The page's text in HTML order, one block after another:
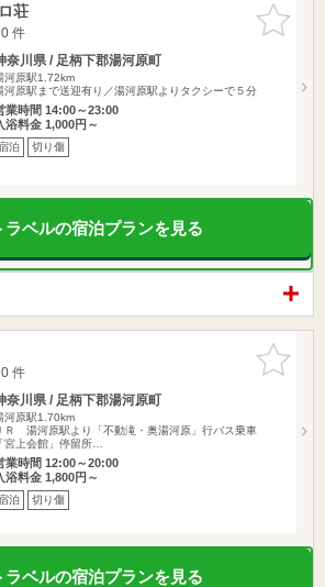
お気に入
りに追加
荘
件
奈川県 / 足柄下郡湯河原町
河原駅1.72km
河原駅まで送迎有り／湯河原駅よりタクシーで５分
業時間 14:00～23:00
浴料金 1,000円～
泊 切り傷
ラベルの宿泊プランを見る
お気に入
りに追加
件
奈川県 / 足柄下郡湯河原町
河原駅1.70km
ＪＲ 湯河原駅より「不動滝・奥湯河原」行バス乗車
「宮上会館」停留所…
業時間 12:00～20:00
浴料金 1,800円～
泊 切り傷
ラベルの宿泊プランを見る